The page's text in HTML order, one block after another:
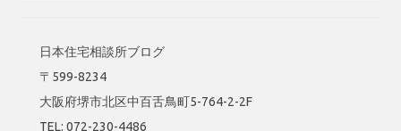
日本住宅相談所ブログ
〒599-8234
大阪府堺市北区中百舌鳥町5-764-2-2F
TEL: 072-230-4486